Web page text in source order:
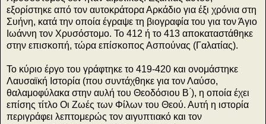
εξορίστηκε από τον αυτοκράτορα Αρκάδιο για έξι χρόνια στη
Συήνη, κατά την οποία έγραψε τη βιογραφία του για τον Άγιο
Ιωάννη τον Χρυσόστομο. Το 412 ή το 413 αποκαταστάθηκε
στην επισκοπή, τώρα επίσκοπος Ασπούνας (Γαλατίας).
Το κύριο έργο του γράφτηκε το 419-420 και ονομάστηκε
Λαυσαϊκή Ιστορία (που συντάχθηκε για τον Λαύσο,
θαλαμοφύλακα στην αυλή του Θεοδόσιου Β ́), η οποία έχει
επίσης τίτλο Οι Ζωές των Φίλων του Θεού. Αυτή η ιστορία
περιγράφει λεπτομερώς τον αιγυπτιακό και τον